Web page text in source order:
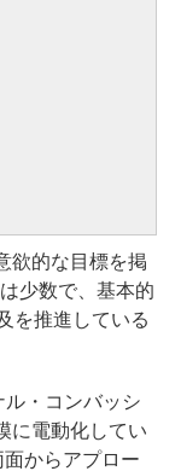
欲的な目標を掲
少数で、基本的
を推進している
・コンバッシ
に電動化してい
面からアプロー